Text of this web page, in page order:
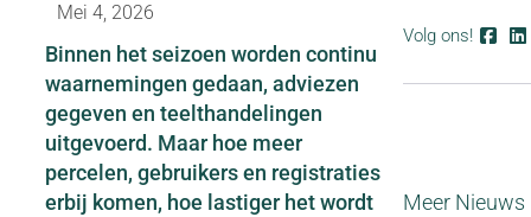
Mei 4, 2026
Binnen het seizoen worden continu
waarnemingen gedaan, adviezen
gegeven en teelthandelingen
uitgevoerd. Maar hoe meer
percelen, gebruikers en registraties
erbij komen, hoe lastiger het wordt
Volg ons!
Meer Nieuws